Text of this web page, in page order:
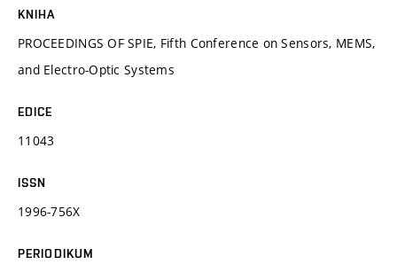
KNIHA
PROCEEDINGS OF SPIE, Fifth Conference on Sensors, MEMS,
and Electro-Optic Systems
EDICE
11043
ISSN
1996-756X
PERIODIKUM